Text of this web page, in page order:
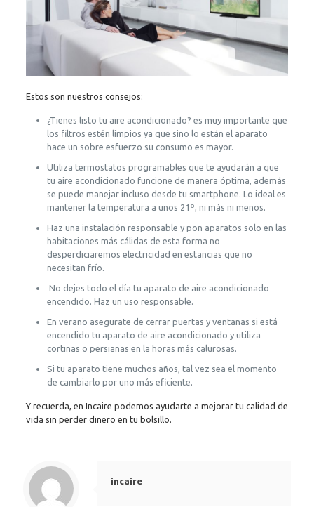
Estos son nuestros consejos:
¿Tienes listo tu aire acondicionado? es muy importante que
los filtros estén limpios ya que sino lo están el aparato
hace un sobre esfuerzo su consumo es mayor.
Utiliza termostatos programables que te ayudarán a que
tu aire acondicionado funcione de manera óptima, además
se puede manejar incluso desde tu smartphone. Lo ideal es
mantener la temperatura a unos 21º, ni más ni menos.
Haz una instalación responsable y pon aparatos solo en las
habitaciones más cálidas de esta forma no
desperdiciaremos electricidad en estancias que no
necesitan frío.
No dejes todo el día tu aparato de aire acondicionado
encendido. Haz un uso responsable.
En verano asegurate de cerrar puertas y ventanas si está
encendido tu aparato de aire acondicionado y utiliza
cortinas o persianas en la horas más calurosas.
Si tu aparato tiene muchos años, tal vez sea el momento
de cambiarlo por uno más eficiente.
Y recuerda, en Incaire podemos ayudarte a mejorar tu calidad de
vida sin perder dinero en tu bolsillo.
incaire